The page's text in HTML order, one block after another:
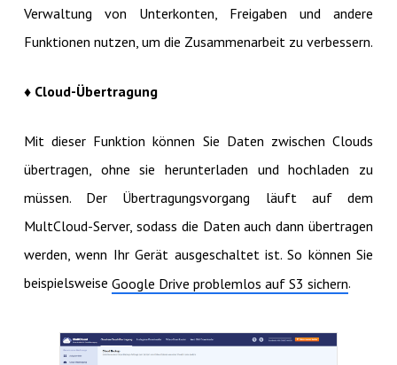
Verwaltung von Unterkonten, Freigaben und andere
Funktionen nutzen, um die Zusammenarbeit zu verbessern.
♦ Cloud-Übertragung
Mit dieser Funktion können Sie Daten zwischen Clouds
übertragen, ohne sie herunterladen und hochladen zu
müssen. Der Übertragungsvorgang läuft auf dem
MultCloud-Server, sodass die Daten auch dann übertragen
werden, wenn Ihr Gerät ausgeschaltet ist. So können Sie
beispielsweise Google Drive problemlos auf S3 sichern.